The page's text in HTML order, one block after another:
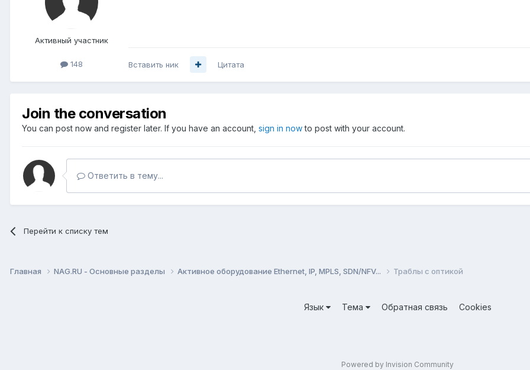
Активный участник
148 Вставить ник Цитата
Join the conversation
You can post now and register later. If you have an account, sign in nowto post with your account.
Ответить в тему...
Перейти к списку тем
Главная NAG.RU - Основные разделы Активное оборудование Ethernet, IP, MPLS, SDN/NFV... Траблы с оптикой
Язык Тема Обратная связь
Cookies
Powered by Invision Community